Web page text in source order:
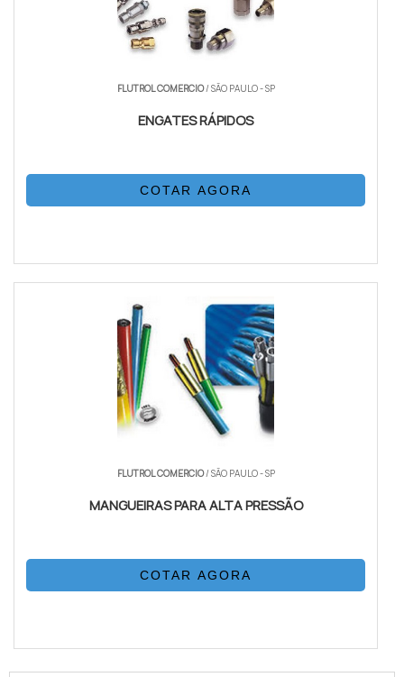
FLUTROL COMERCIO/ SÃO PAULO - SP
ENGATES RÁPIDOS
COTAR AGORA
FLUTROL COMERCIO/ SÃO PAULO - SP
MANGUEIRAS PARA ALTA PRESSÃO
COTAR AGORA